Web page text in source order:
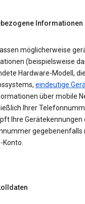
Informationen
möglicherweise
(beispielsweise
Hardware-Modell,
eindeutige
über mobile
Ihrer
Ihre Gerätekennungen
gegebenenfalls
Konto.